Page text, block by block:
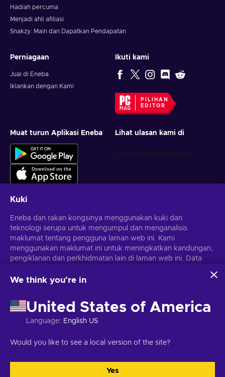
Hadiah percuma
Menjadi ahli afiliasi
Snakzy: Main dan Dapatkan Pendapatan
Perniagaan
Jual di Eneba
Iklankan dengan Kami
Ikuti kami
PILIHAN
EDITOR
Muat turun Aplikasi Eneba Lihat ulasan kami di
Dapatkan tawaran permainan yang diperibadikan
Langgan
Anda boleh berhenti melanggan pada bila-bila masa.Lawati notis
Hak Cipta © 2026 Eneba. Hak cipta terpelihara. JSC "Helis Play",
Kuki
Eneba dan rakan kongsinya menggunakan kuki dan
teknologi serupa untuk mengumpul dan menganalisis
maklumat tentang pengguna laman web ini. Kami
menggunakan maklumat ini untuk meningkatkan kandungan,
pengiklanan dan perkhidmatan lain di laman web ini. Data
iklan.
penggunaan teknologi ini oleh Eneba dan rakan kongsinya.
Anda boleh melaraskan persetujuan anda dengan mengklik
'Sesuaikan'.
menggunakan data anda, lihatKeselamatan & Privasi
We think you're in
United States of America
Language: English US
Would you like to see a local version of the site?
Yes